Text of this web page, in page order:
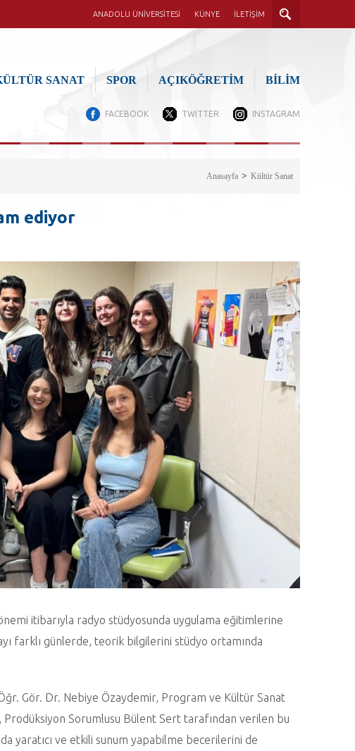
ANADOLU ÜNİVERSİTESİ KÜNYE İLETİŞİM
SANAT SPOR AÇIKÖĞRETİM BİLİM
FACEBOOK TWITTER INSTAGRAM
Anasayfa Kültür Sanat
ediyor
itibarıyla radyo stüdyosunda uygulama eğitimlerine
farklı günlerde, teorik bilgilerini stüdyo ortamında
Gör. Dr. Nebiye Özaydemir, Program ve Kültür Sanat
Sorumlusu Bülent Sert tarafından verilen bu
yaratıcı ve etkili sunum yapabilme becerilerini de